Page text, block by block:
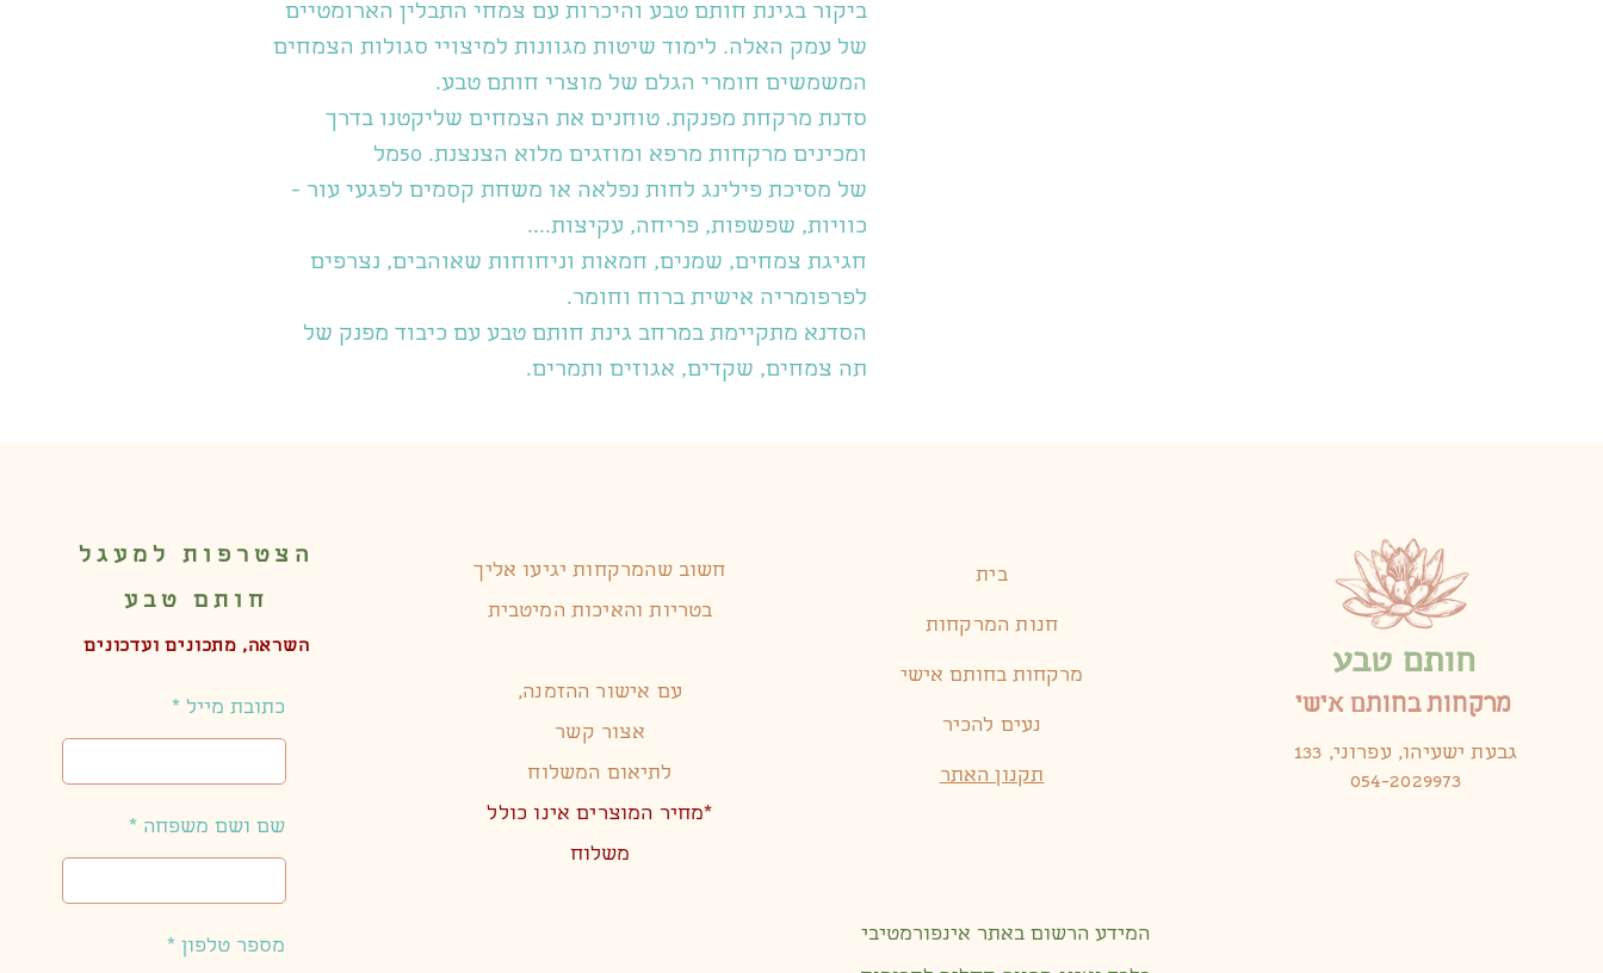
ביקור בגינת חותם טבע והיכרות עם צמחי התבלין הארומטיים
של עמק האלה. לימוד שיטות מגוונות למיצויי סגולות הצמחים
המשמשים חומרי הגלם של מוצרי חותם טבע.
סדנת מרקחת מפנקת. טוחנים את הצמחים שליקטנו בדרך
ומכינים מרקחות מרפא ומוזגים מלוא הצנצנת. 50מל
של מסיכת פילינג לחות נפלאה או משחת קסמים לפגעי עור -
כוויות, שפשפות, פריחה, עקיצות....
חגיגת צמחים, שמנים, חמאות וניחוחות שאוהבים, נצרפים
לפרפומריה אישית ברוח וחומר.
הסדנא מתקיימת במרחב גינת חותם טבע עם כיבוד מפנק של
תה צמחים, שקדים, אגוזים ותמרים.
הצטרפות למעגל
חותם טבע
השראה, מתכונים ועדכונים
כתובת מייל
שם ושם משפחה
מספר טלפון
חשוב שהמרקחות יגיעו אליך
בטריות והאיכות המיטבית
עם אישור ההזמנה,
אצור קשר
לתיאום המשלוח
*מחיר המוצרים אינו כולל
משלוח
בית
חנות המרקחות
מרקחות בחותם אישי
נעים להכיר
תקנון האתר
המידע הרשום באתר אינפורמטיבי
חותם טבע
מרקחות בחותם אישי
גבעת ישעיהו, עפרוני, 133
054-2029973